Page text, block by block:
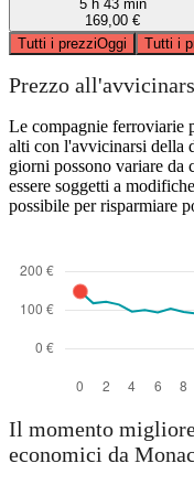
5 h 43 min
169,00 €
Tutti i prezziOggi Tutti i
Prezzo
Le compagnie ferroviarie
alti con l'avvicinarsi della
giorni possono variare da
essere soggetti a
possibile per risparmiare
Il momento
economici da